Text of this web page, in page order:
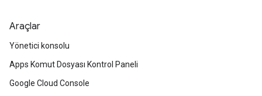
Araçlar
Yönetici konsolu
Apps Komut Dosyası Kontrol Paneli
Google Cloud Console